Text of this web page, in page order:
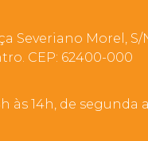
Severiano Morel, S/
CEP: 62400-000
às 14h, de segunda a